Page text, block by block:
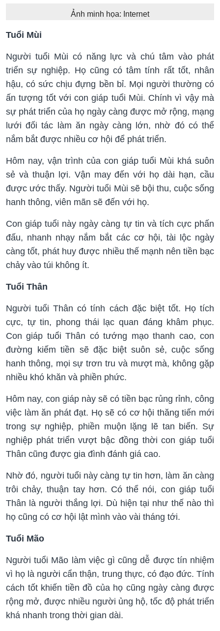
Ảnh minh họa: Internet
Tuổi Mùi
Người tuổi Mùi có năng lực và chú tâm vào phát
triển sự nghiệp. Họ cũng có tâm tính rất tốt, nhân
hậu, có sức chịu đựng bền bỉ. Mọi người thường có
ấn tượng tốt với con giáp tuổi Mùi. Chính vì vậy mà
sự phát triển của họ ngày càng được mở rộng, mạng
lưới đối tác làm ăn ngày càng lớn, nhờ đó có thể
nắm bắt được nhiều cơ hội để phát triển.
Hôm nay, vận trình của con giáp tuổi Mùi khá suôn
sẻ và thuận lợi. Vận may đến với họ dài hạn, cầu
được ước thấy. Người tuổi Mùi sẽ bội thu, cuộc sống
hanh thông, viên mãn sẽ đến với họ.
Con giáp tuổi này ngày càng tự tin và tích cực phấn
đấu, nhanh nhạy nắm bắt các cơ hội, tài lộc ngày
càng tốt, phát huy được nhiều thế mạnh nên tiền bạc
chảy vào túi không ít.
Tuổi Thân
Người tuổi Thân có tính cách đặc biệt tốt. Họ tích
cực, tự tin, phong thái lạc quan đáng khâm phục.
Con giáp tuổi Thân có tướng mạo thanh cao, con
đường kiếm tiền sẽ đặc biệt suôn sẻ, cuộc sống
hanh thông, mọi sự trơn tru và mượt mà, không gặp
nhiều khó khăn và phiền phức.
Hôm nay, con giáp này sẽ có tiền bạc rủng rỉnh, công
việc làm ăn phát đạt. Họ sẽ có cơ hội thăng tiến mới
trong sự nghiệp, phiền muộn lặng lẽ tan biến. Sự
nghiệp phát triển vượt bậc đồng thời con giáp tuổi
Thân cũng được gia đình đánh giá cao.
Nhờ đó, người tuổi này càng tự tin hơn, làm ăn càng
trôi chảy, thuận tay hơn. Có thể nói, con giáp tuổi
Thân là người thắng lợi. Dù hiện tại như thế nào thì
họ cũng có cơ hội lật mình vào vài tháng tới.
Tuổi Mão
Người tuổi Mão làm việc gì cũng dễ được tín nhiệm
vì họ là người cẩn thận, trung thực, có đạo đức. Tính
cách tốt khiến tiền đồ của họ cũng ngày càng được
rộng mở, được nhiều người ủng hộ, tốc độ phát triển
khá nhanh trong thời gian dài.